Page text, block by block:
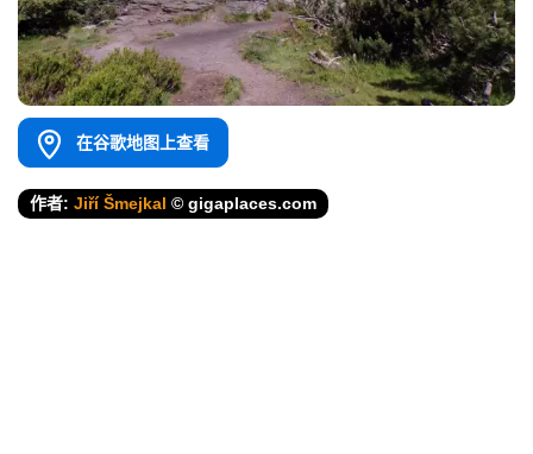
在谷歌地图上查看
作者: Jiří Šmejkal © gigaplaces.com